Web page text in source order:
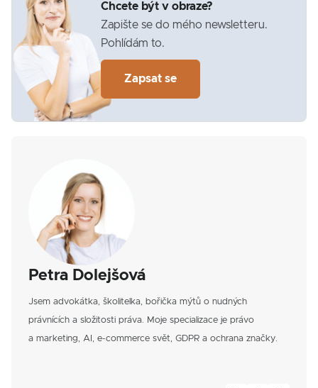
Chcete být v obraze?
Zapište se do mého newsletteru.
Pohlídám to.
Zapsat se
Petra Dolejšová
Jsem advokátka, školitelka, bořička mýtů o nudných
právnících a složitosti práva. Moje specializace je právo
a marketing, AI, e-commerce svět, GDPR a ochrana značky.